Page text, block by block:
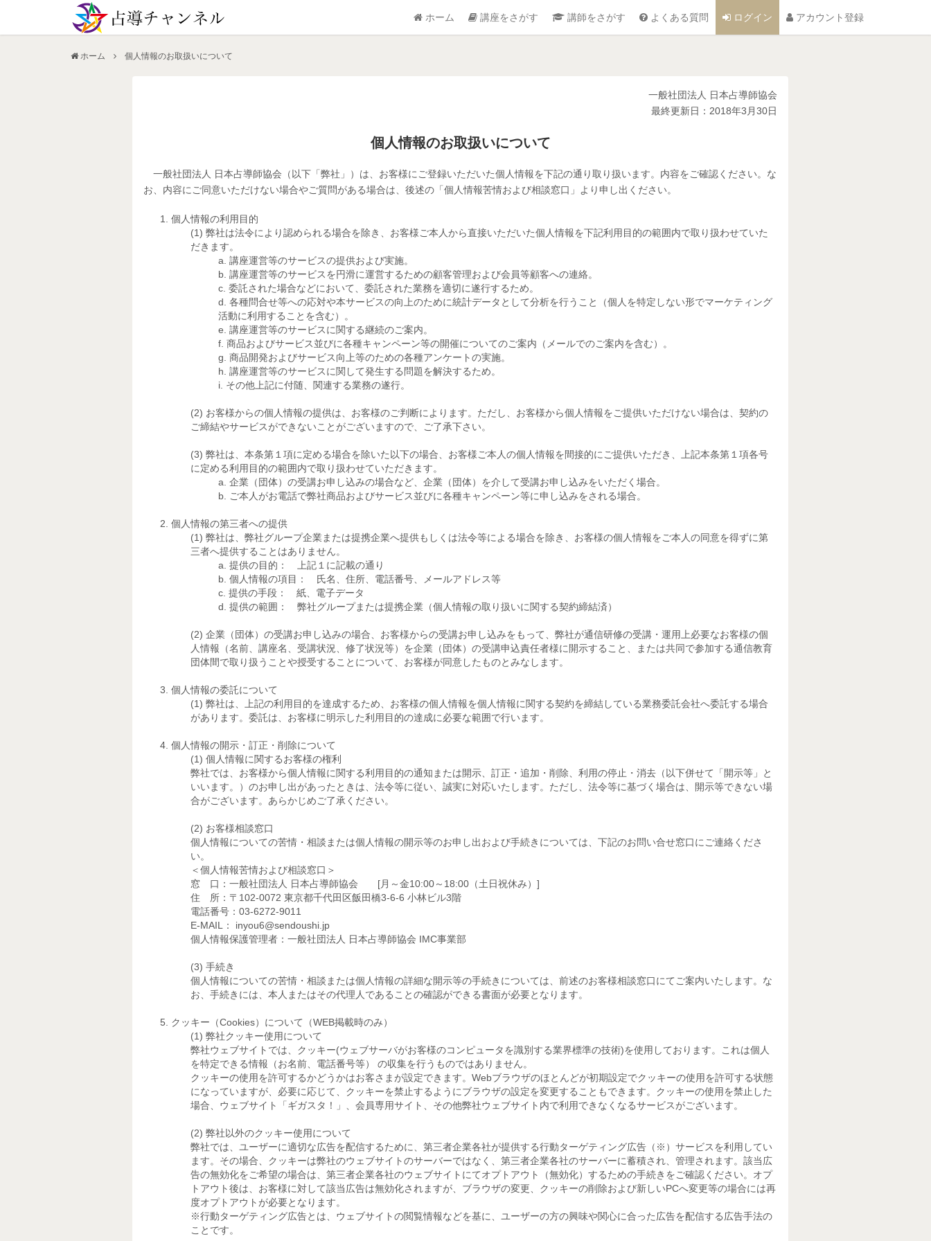
ホーム 講座をさがす 講師をさがす よくある質問 ログイン アカウント登録
ホーム 個人情報のお取扱いについて
一般社団法人 日本占導師協会
最終更新日：2018年3月30日
個人情報のお取扱いについて
一般社団法人 日本占導師協会（以下「弊社」）は、お客様にご登録いただいた個人情報を下記の通り取り扱います。内容をご確認ください。な
お、内容にご同意いただけない場合やご質問がある場合は、後述の「個人情報苦情および相談窓口」より申し出ください。
個人情報の利用目的
弊社は法令により認められる場合を除き、お客様ご本人から直接いただいた個人情報を下記利用目的の範囲内で取り扱わせていた
だきます。
講座運営等のサービスの提供および実施。
講座運営等のサービスを円滑に運営するための顧客管理および会員等顧客への連絡。
委託された場合などにおいて、委託された業務を適切に遂行するため。
各種問合せ等への応対や本サービスの向上のために統計データとして分析を行うこと（個人を特定しない形でマーケティング
活動に利用することを含む）。
講座運営等のサービスに関する継続のご案内。
商品およびサービス並びに各種キャンペーン等の開催についてのご案内（メールでのご案内を含む）。
商品開発およびサービス向上等のための各種アンケートの実施。
講座運営等のサービスに関して発生する問題を解決するため。
その他上記に付随、関連する業務の遂行。
お客様からの個人情報の提供は、お客様のご判断によります。ただし、お客様から個人情報をご提供いただけない場合は、契約の
ご締結やサービスができないことがございますので、ご了承下さい。
弊社は、本条第１項に定める場合を除いた以下の場合、お客様ご本人の個人情報を間接的にご提供いただき、上記本条第１項各号
に定める利用目的の範囲内で取り扱わせていただきます。
企業（団体）の受講お申し込みの場合など、企業（団体）を介して受講お申し込みをいただく場合。
ご本人がお電話で弊社商品およびサービス並びに各種キャンペーン等に申し込みをされる場合。
個人情報の第三者への提供
弊社は、弊社グループ企業または提携企業へ提供もしくは法令等による場合を除き、お客様の個人情報をご本人の同意を得ずに第
三者へ提供することはありません。
提供の目的： 上記１に記載の通り
個人情報の項目： 氏名、住所、電話番号、メールアドレス等
提供の手段： 紙、電子データ
提供の範囲： 弊社グループまたは提携企業（個人情報の取り扱いに関する契約締結済）
企業（団体）の受講お申し込みの場合、お客様からの受講お申し込みをもって、弊社が通信研修の受講・運用上必要なお客様の個
人情報（名前、講座名、受講状況、修了状況等）を企業（団体）の受講申込責任者様に開示すること、または共同で参加する通信教育
団体間で取り扱うことや授受することについて、お客様が同意したものとみなします。
個人情報の委託について
弊社は、上記の利用目的を達成するため、お客様の個人情報を個人情報に関する契約を締結している業務委託会社へ委託する場合
があります。委託は、お客様に明示した利用目的の達成に必要な範囲で行います。
個人情報の開示・訂正・削除について
個人情報に関するお客様の権利
弊社では、お客様から個人情報に関する利用目的の通知または開示、訂正・追加・削除、利用の停止・消去（以下併せて「開示等」と
いいます。）のお申し出があったときは、法令等に従い、誠実に対応いたします。ただし、法令等に基づく場合は、開示等できない場
合がございます。あらかじめご了承ください。
お客様相談窓口
個人情報についての苦情・相談または個人情報の開示等のお申し出および手続きについては、下記のお問い合せ窓口にご連絡くださ
い。
＜個人情報苦情および相談窓口＞
窓 口：一般社団法人 日本占導師協会 [月～金10:00～18:00（土日祝休み）]
住 所：〒102-0072 東京都千代田区飯田橋3-6-6 小林ビル3階
電話番号：03-6272-9011
E-MAIL： inyou6@sendoushi.jp
個人情報保護管理者：一般社団法人 日本占導師協会 IMC事業部
手続き
個人情報についての苦情・相談または個人情報の詳細な開示等の手続きについては、前述のお客様相談窓口にてご案内いたします。な
お、手続きには、本人またはその代理人であることの確認ができる書面が必要となります。
クッキー（Cookies）について（WEB掲載時のみ）
弊社クッキー使用について
弊社ウェブサイトでは、クッキー(ウェブサーバがお客様のコンピュータを識別する業界標準の技術)を使用しております。これは個人
を特定できる情報（お名前、電話番号等） の収集を行うものではありません。
クッキーの使用を許可するかどうかはお客さまが設定できます。Webブラウザのほとんどが初期設定でクッキーの使用を許可する状態
になっていますが、必要に応じて、クッキーを禁止するようにブラウザの設定を変更することもできます。クッキーの使用を禁止した
場合、ウェブサイト「ギガスタ！」、会員専用サイト、その他弊社ウェブサイト内で利用できなくなるサービスがございます。
弊社以外のクッキー使用について
弊社では、ユーザーに適切な広告を配信するために、第三者企業各社が提供する行動ターゲティング広告（※）サービスを利用してい
ます。その場合、クッキーは弊社のウェブサイトのサーバーではなく、第三者企業各社のサーバーに蓄積され、管理されます。該当広
告の無効化をご希望の場合は、第三者企業各社のウェブサイトにてオプトアウト（無効化）するための手続きをご確認ください。オプ
トアウト後は、お客様に対して該当広告は無効化されますが、ブラウザの変更、クッキーの削除および新しいPCへ変更等の場合には再
度オプトアウトが必要となります。
※行動ターゲティング広告とは、ウェブサイトの閲覧情報などを基に、ユーザーの方の興味や関心に合った広告を配信する広告手法の
ことです。